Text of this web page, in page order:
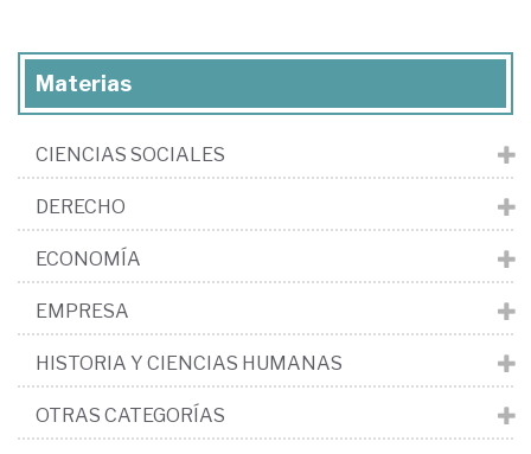
Materias
CIENCIAS SOCIALES
DERECHO
ECONOMÍA
EMPRESA
HISTORIA Y CIENCIAS HUMANAS
OTRAS CATEGORÍAS